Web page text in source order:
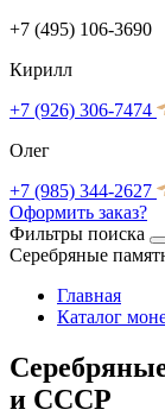
+7 (495) 106-3690
Кирилл
+7 (926) 306-7474
Олег
+7 (985) 344-2627
Оформить заказ?
Фильтры поиска
Серебряные
Главная
Каталог
и СССР